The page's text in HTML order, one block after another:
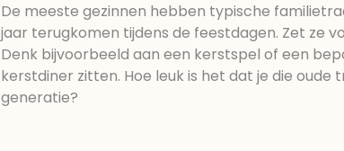
De meeste gezinnen hebben typische
jaar terugkomen tijdens de feestdagen. Zet ze
Denk bijvoorbeeld aan een kerstspel of een
kerstdiner zitten. Hoe leuk is het dat je die
generatie?